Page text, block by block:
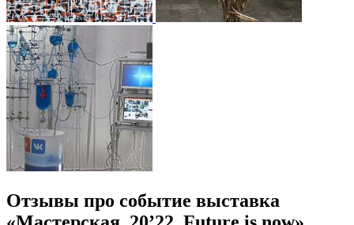
Отзывы про событие выставка